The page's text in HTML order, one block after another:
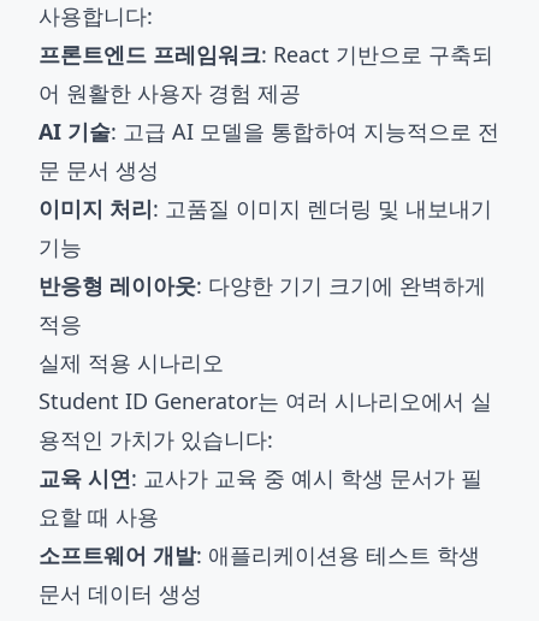
사용합니다:
프론트엔드 프레임워크: React 기반으로 구축되
어 원활한 사용자 경험 제공
AI 기술: 고급 AI 모델을 통합하여 지능적으로 전
문 문서 생성
이미지 처리: 고품질 이미지 렌더링 및 내보내기
기능
반응형 레이아웃: 다양한 기기 크기에 완벽하게
적응
실제 적용 시나리오
Student ID Generator는 여러 시나리오에서 실
용적인 가치가 있습니다:
교육 시연: 교사가 교육 중 예시 학생 문서가 필
요할 때 사용
소프트웨어 개발: 애플리케이션용 테스트 학생
문서 데이터 생성